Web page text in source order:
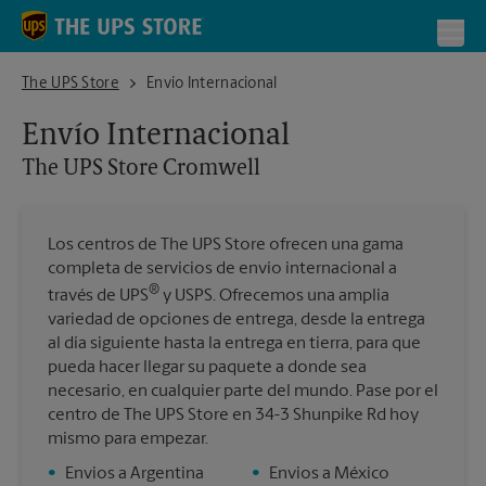
Skip to content
Return to Nav
The UPS Store
The UPS Store CromwellEnvío Internacional
Envío Internacional
The UPS Store Cromwell
Los centros de The UPS Store ofrecen una gama
completa de servicios de envío internacional a
través de UPS® y USPS. Ofrecemos una amplia
variedad de opciones de entrega, desde la entrega
al día siguiente hasta la entrega en tierra, para que
pueda hacer llegar su paquete a donde sea
necesario, en cualquier parte del mundo. Pase por el
centro de The UPS Store en 34-3 Shunpike Rd hoy
mismo para empezar.
•
Envios a Argentina • Envios a México